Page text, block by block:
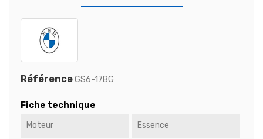
RéférenceGS6-17BG
Fiche technique
Moteur Essence